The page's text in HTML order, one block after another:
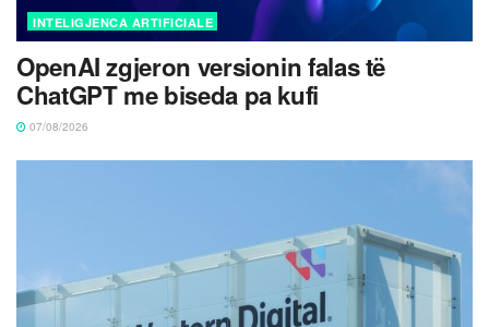
INTELIGJENCA ARTIFICIALE
OpenAI zgjeron versionin falas të
ChatGPT me biseda pa kufi
07/08/2026